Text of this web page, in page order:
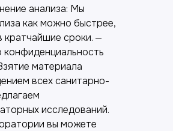
анализа: Мы
как можно быстрее,
кратчайшие сроки. —
материала
всех санитарно-
исследований.
вы можете